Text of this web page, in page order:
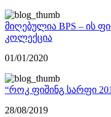
მიღებულია BPS – ის
კოლექცია
01/01/2020
“როკ ფიშინგ სარფი
28/08/2019